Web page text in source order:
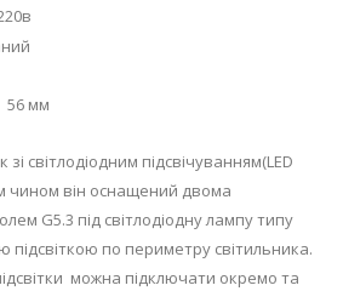
56 мм
світлодіодним підсвічуванням(LED
чином він оснащений двома
G5.3 під світлодіодну лампу типу
підсвіткою по периметру світильника.
можна підключати окремо та